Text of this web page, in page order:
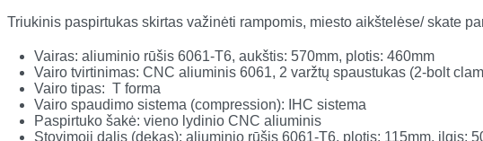
Triukinis paspirtukas skirtas važinėti rampomis, miesto aikštelėse/ skate
Vairas: aliuminio rūšis 6061-T6, aukštis: 570mm, plotis: 460mm
Vairo tvirtinimas: CNC aliuminis 6061, 2 varžtų spaustukas (2-bolt
Vairo tipas: T forma
Vairo spaudimo sistema (compression): IHC sistema
Paspirtuko šakė: vieno lydinio CNC aliuminis
Stovimoji dalis (dekas): aliuminio rūšis 6061-T6, plotis: 115mm, ilgis: